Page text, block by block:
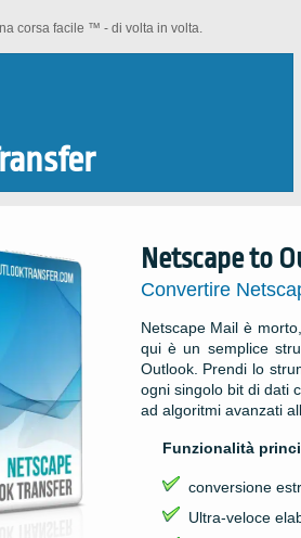
corsa facile ™ - di volta in volta.
Netscape to
Convertire
Netscape Mail è
qui è un semplice
Outlook. Prendi lo
ogni singolo bit di dati
ad algoritmi avanzati
Funzionalità
conversione
Ultra-veloce